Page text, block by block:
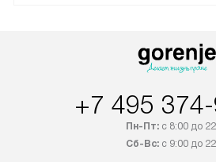
Возможна доставка товаров по
+7 495
Пн-Пт:с 8:00 до
Сб-Вс:с 9:00 до